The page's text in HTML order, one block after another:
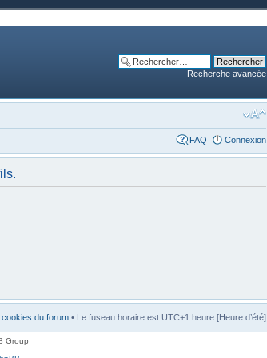
Recherche avancée
FAQ Connexion
du forum • Le fuseau horaire est UTC+1 heure [Heure d’été]
Group